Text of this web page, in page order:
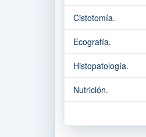
Cistotomía.
Ecografía.
Histopatología.
Nutrición.